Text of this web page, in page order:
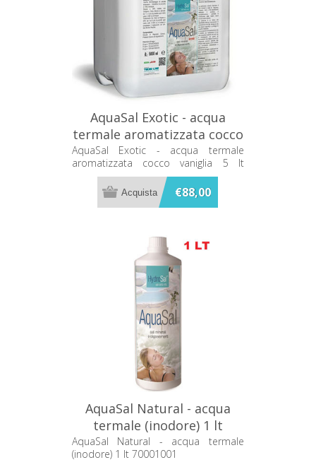
AquaSal Exotic - acqua
termale aromatizzata cocco
vaniglia 5 lt 71705001
AquaSal Exotic - acqua termale
aromatizzata cocco vaniglia 5 lt
71705001
€88,00
AquaSal Natural - acqua
termale (inodore) 1 lt
70001001
AquaSal Natural - acqua termale
(inodore) 1 lt 70001001